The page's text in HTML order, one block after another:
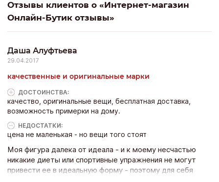
Отзывы клиентов о «Интернет-магазин
Онлайн-Бутик отзывы»
Даша Алуфтьева
29.04.2017
качественные и оригинальные марки
ДОСТОИНCТВА:
качество, оригинальные вещи, бесплатная доставка,
возможность примерки на дому.
НЕДОСТАТКИ:
цена не маленькая - но вещи того стоят
Моя фигура далека от идеала - и к моему несчастью
никакие диеты или спортивные упражнения не могут
привести ее в идеальную форму - поэтому для себя